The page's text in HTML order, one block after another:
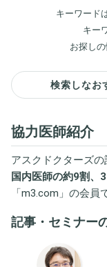
キーワード
キー
お探し
検索しなお
協力医師紹介
アスクドクターズの
国内医師の約9割、
「m3.com 」の会員
記事・セミナー